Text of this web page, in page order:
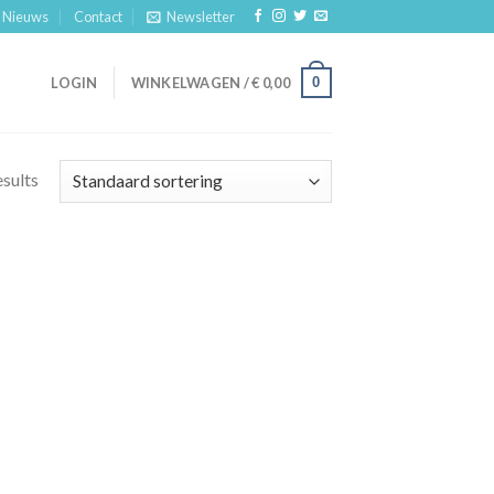
Nieuws Contact Newsletter
LOGIN WINKELWAGEN /€ 0,00 0